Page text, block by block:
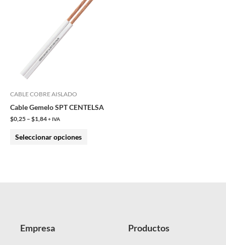
CABLE COBRE AISLADO
Cable Gemelo SPT CENTELSA
$0,25 – $1,84+ IVA
Seleccionar opciones
producto
elegir
Empresa Productos